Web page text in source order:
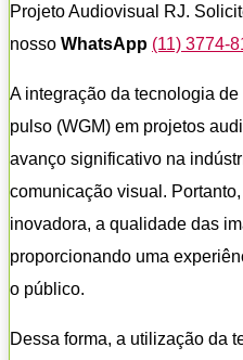
Projeto Audiovisual RJ.
nosso WhatsApp (11) 3774-
A integração da tecnologia
pulso (WGM) em projetos
avanço significativo na
comunicação visual.
inovadora, a qualidade das
proporcionando uma
o público.
Dessa forma, a utilização da